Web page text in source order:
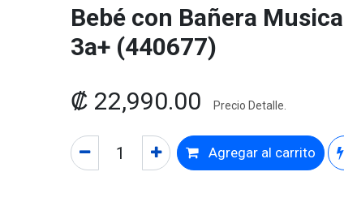
Bebé con Bañera
3a+ (440677)
₡ 22,990.00 Precio Detalle.
Agregar al carrito